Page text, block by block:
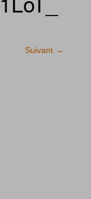
Suivant →